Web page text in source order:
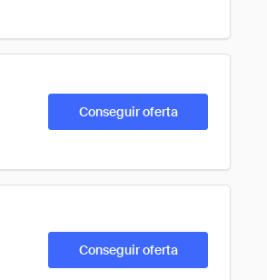
Conseguir oferta
Conseguir oferta